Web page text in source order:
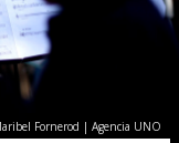
Fornerod | Agencia UNO